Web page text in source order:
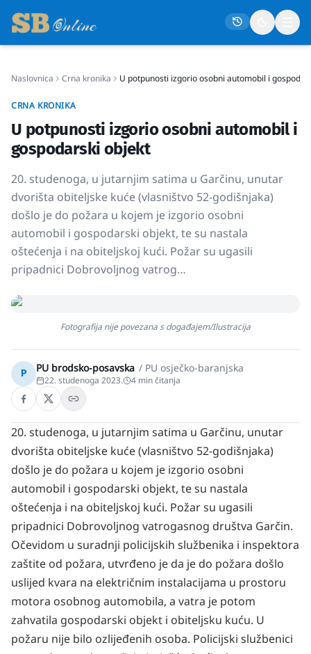
Politika
Crna kronika
Sport
Kultura
Naslovnica Crna kronika U potpunosti izgorio osobni automobil i
CRNA KRONIKA
U potpunosti izgorio osobni automobil i
gospodarski objekt
20. studenoga, u jutarnjim satima u Garčinu, unutar
dvorišta obiteljske kuće (vlasništvo 52-godišnjaka)
došlo je do požara u kojem je izgorio osobni
automobil i gospodarski objekt, te su nastala
oštećenja i na obiteljskoj kući. Požar su ugasili
pripadnici Dobrovoljnog vatrog…
Fotografija nije povezana s događajem/Ilustracija
P PU brodsko-posavska / PU osječko-baranjska
22. studenoga 2023. 4 min čitanja
20. studenoga, u jutarnjim satima u Garčinu, unutar
dvorišta obiteljske kuće (vlasništvo 52-godišnjaka)
došlo je do požara u kojem je izgorio osobni
automobil i gospodarski objekt, te su nastala
oštećenja i na obiteljskoj kući. Požar su ugasili
pripadnici Dobrovoljnog vatrogasnog društva Garčin.
Očevidom u suradnji policijskih službenika i inspektora
zaštite od požara, utvrđeno je da je do požara došlo
uslijed kvara na električnim instalacijama u prostoru
motora osobnog automobila, a vatra je potom
zahvatila gospodarski objekt i obiteljsku kuću. U
požaru nije bilo ozlijeđenih osoba. Policijski službenici